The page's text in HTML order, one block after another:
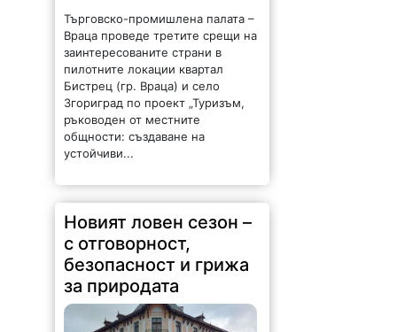
Търговско-промишлена палата –
Враца проведе третите срещи на
заинтересованите страни в
пилотните локации квартал
Бистрец (гр. Враца) и село
Згориград по проект „Туризъм,
ръководен от местните
общности: създаване на
устойчиви...
Новият ловен сезон –
с отговорност,
безопасност и грижа
за природата